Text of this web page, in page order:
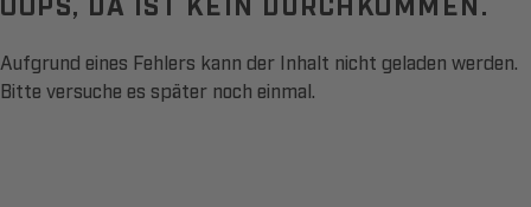
Aufgrund eines Fehlers kann der Inhalt nicht geladen werden.
Bitte versuche es später noch einmal.